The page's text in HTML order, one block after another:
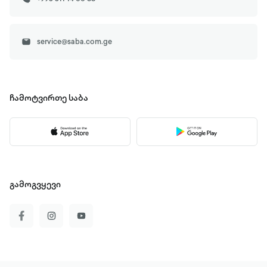
service@saba.com.ge
ჩამოტვირთე საბა
გამოგვყევი